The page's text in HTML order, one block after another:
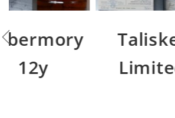
Talisker
Limited